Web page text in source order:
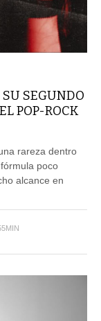
SEGUNDO
POP-ROCK
rareza dentro
poco
alcance en